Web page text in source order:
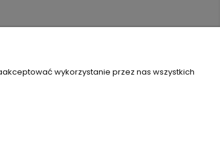
wykorzystanie przez nas wszystkich